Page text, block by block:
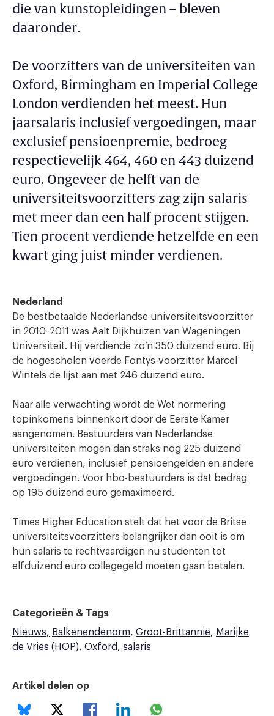
die van kunstopleidingen – bleven
daaronder.
De voorzitters van de universiteiten van
Oxford, Birmingham en Imperial College
London verdienden het meest. Hun
jaarsalaris inclusief vergoedingen, maar
exclusief pensioenpremie, bedroeg
respectievelijk 464, 460 en 443 duizend
euro. Ongeveer de helft van de
universiteitsvoorzitters zag zijn salaris
met meer dan een half procent stijgen.
Tien procent verdiende hetzelfde en een
kwart ging juist minder verdienen.
Nederland
De bestbetaalde Nederlandse universiteitsvoorzitter
in 2010-2011 was Aalt Dijkhuizen van Wageningen
Universiteit. Hij verdiende zo’n 350 duizend euro. Bij
de hogescholen voerde Fontys-voorzitter Marcel
Wintels de lijst aan met 246 duizend euro.
Naar alle verwachting wordt de Wet normering
topinkomens binnenkort door de Eerste Kamer
aangenomen. Bestuurders van Nederlandse
universiteiten mogen dan straks nog 225 duizend
euro verdienen, inclusief pensioengelden en andere
vergoedingen. Voor hbo-bestuurders is dat bedrag
op 195 duizend euro gemaximeerd.
Times Higher Education stelt dat het voor de Britse
universiteitsvoorzitters belangrijker dan ooit is om
hun salaris te rechtvaardigen nu studenten tot
elfduizend euro collegegeld moeten gaan betalen.
Categorieën & Tags
Nieuws
Balkenendenorm Groot-Brittannië
Marijke
de Vries (HOP)
Oxford salaris
Artikel delen op